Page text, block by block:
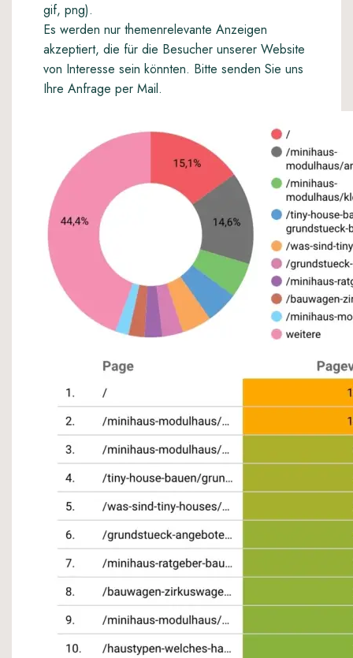
gif, png).
Es werden nur themenrelevante Anzeigen
akzeptiert, die für die Besucher unserer Website
von Interesse sein könnten. Bitte senden Sie uns
Ihre Anfrage per Mail.